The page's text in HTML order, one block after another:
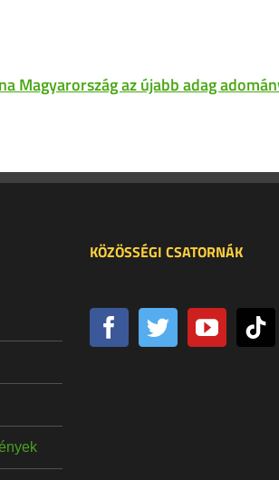
Magyarország az újabb adag
KÖZÖSSÉGI CSATORNÁK